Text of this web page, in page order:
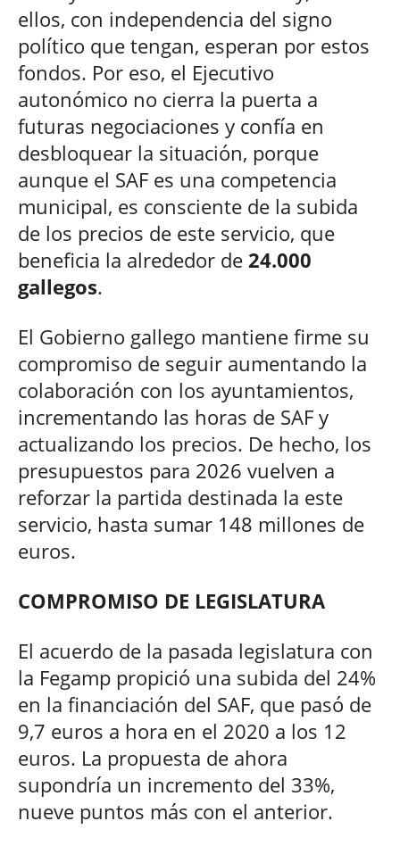
ellos, con independencia del signo
político que tengan, esperan por estos
fondos. Por eso, el Ejecutivo
autonómico no cierra la puerta a
futuras negociaciones y confía en
desbloquear la situación, porque
aunque el SAF es una competencia
municipal, es consciente de la subida
de los precios de este servicio, que
beneficia la alrededor de 24.000
gallegos.
El Gobierno gallego mantiene firme su
compromiso de seguir aumentando la
colaboración con los ayuntamientos,
incrementando las horas de SAF y
actualizando los precios. De hecho, los
presupuestos para 2026 vuelven a
reforzar la partida destinada la este
servicio, hasta sumar 148 millones de
euros.
COMPROMISO DE LEGISLATURA
El acuerdo de la pasada legislatura con
la Fegamp propició una subida del 24%
en la financiación del SAF, que pasó de
9,7 euros a hora en el 2020 a los 12
euros. La propuesta de ahora
supondría un incremento del 33%,
nueve puntos más con el anterior.